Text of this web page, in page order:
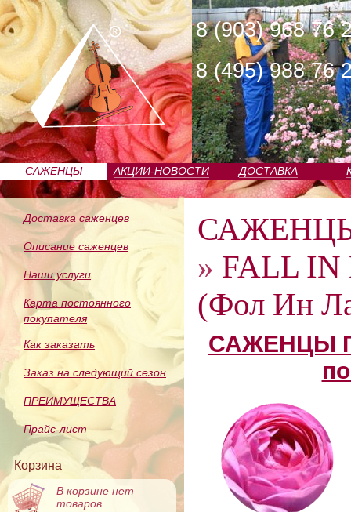
8 (903) 968 76
8 (495) 988 76
САЖЕНЦЫ
ПИТОМНИКА
АКЦИИ-НОВОСТИ ДОСТАВКА
Доставка саженцев
Описание саженцев
Наши услуги
Карта постоянного
покупателя
Как заказать
Заказ на следующий сезон
ПРЕИМУЩЕСТВА
Прайс-лист
Корзина
В корзине нет
товаров
» FALL IN
(Фол Ин
САЖЕНЦЫ